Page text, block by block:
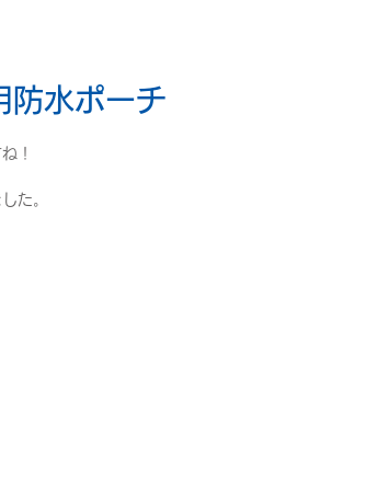
防水ポーチ
！
た。